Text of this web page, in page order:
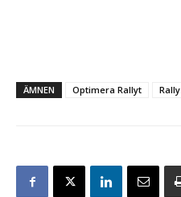
ÄMNEN Optimera Rallyt Rally